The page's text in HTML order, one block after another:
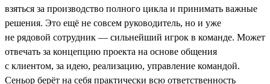
взяться за производство полного цикла и принимать важные
решения. Это ещё не совсем руководитель, но и уже
не рядовой сотрудник — сильнейший игрок в команде. Может
отвечать за концепцию проекта на основе общения
с клиентом, за идею, реализацию, управление командой.
Сеньор берёт на себя практически всю ответственность